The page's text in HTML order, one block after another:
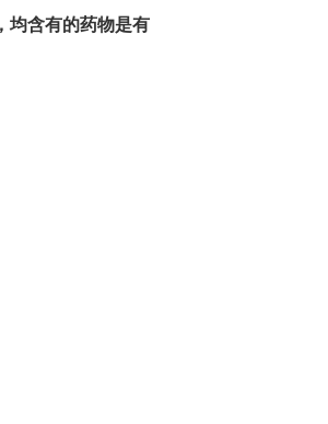
均含有的药物是有